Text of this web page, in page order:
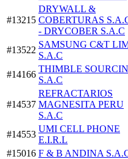
#13215
DRYWALL &
COBERTURAS
- DRYCOBER S.A.C
#13522
SAMSUNG C&T
S.A.C
#14166
THIMBLE
S.A.C
#14537
REFRACTARIOS
MAGNESITA PERU
S.A.C
#14553
UMI CELL PHONE
E.I.R.L
#15016 F & B ANDINA